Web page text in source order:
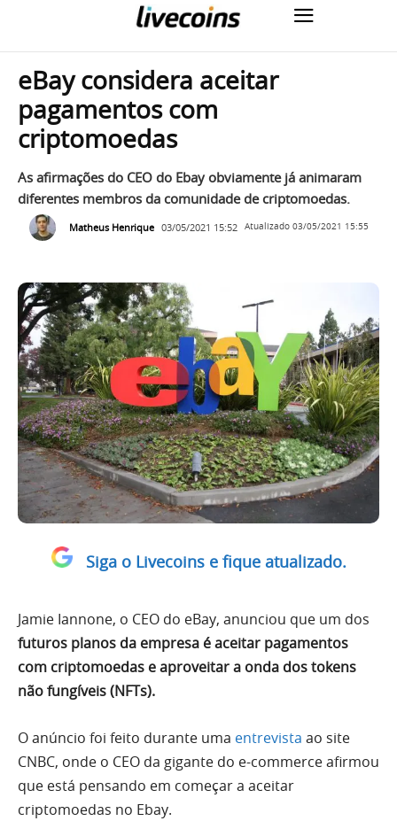
eBay considera aceitar
pagamentos com
criptomoedas
As afirmações do CEO do Ebay obviamente já animaram
diferentes membros da comunidade de criptomoedas.
Matheus Henrique 03/05/2021 15:52 Atualizado 03/05/2021 15:55
Siga o Livecoins e fique atualizado.
Jamie Iannone, o CEO do eBay, anunciou que um dos
futuros planos da empresa é aceitar pagamentos
com criptomoedas e aproveitar a onda dos tokens
não fungíveis (NFTs).
O anúncio foi feito durante uma entrevista ao site
CNBC, onde o CEO da gigante do e-commerce afirmou
que está pensando em começar a aceitar
criptomoedas no Ebay.